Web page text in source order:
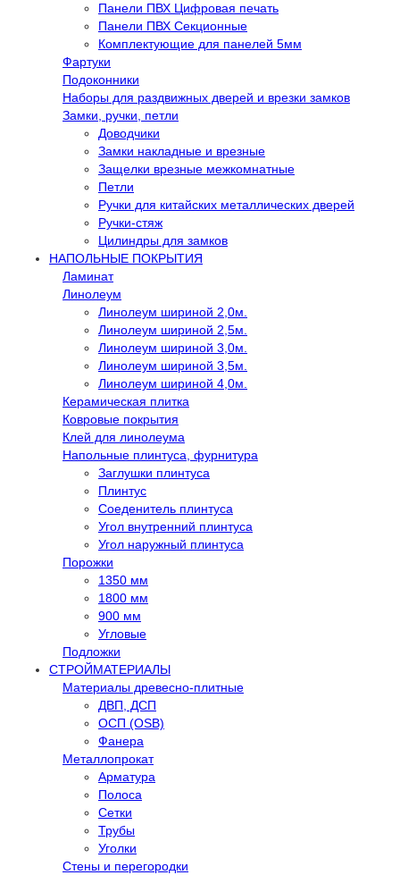
Панели ПВХ Цифровая печать
Панели ПВХ Секционные
Комплектующие для панелей 5мм
Фартуки
Подоконники
Наборы для раздвижных дверей и врезки замков
Замки, ручки, петли
Доводчики
Замки накладные и врезные
Защелки врезные межкомнатные
Петли
Ручки для китайских металлических дверей
Ручки-стяж
Цилиндры для замков
НАПОЛЬНЫЕ ПОКРЫТИЯ
Ламинат
Линолеум
Линолеум шириной 2,0м.
Линолеум шириной 2,5м.
Линолеум шириной 3,0м.
Линолеум шириной 3,5м.
Линолеум шириной 4,0м.
Керамическая плитка
Ковровые покрытия
Клей для линолеума
Напольные плинтуса, фурнитура
Заглушки плинтуса
Плинтус
Соеденитель плинтуса
Угол внутренний плинтуса
Угол наружный плинтуса
Порожки
1350 мм
1800 мм
900 мм
Угловые
Подложки
СТРОЙМАТЕРИАЛЫ
Материалы древесно-плитные
ДВП, ДСП
ОСП (OSB)
Фанера
Металлопрокат
Арматура
Полоса
Сетки
Трубы
Уголки
Стены и перегородки